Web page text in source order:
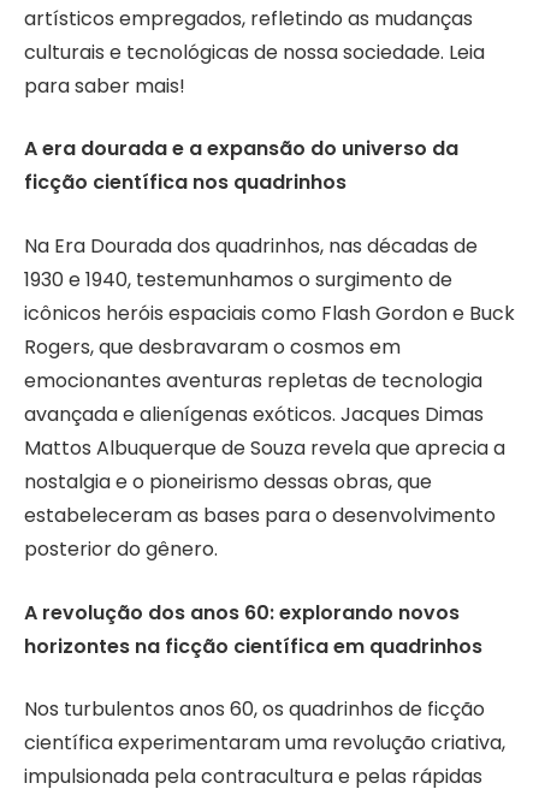
artísticos empregados, refletindo as mudanças
culturais e tecnológicas de nossa sociedade. Leia
para saber mais!
A era dourada e a expansão do universo da
ficção científica nos quadrinhos
Na Era Dourada dos quadrinhos, nas décadas de
1930 e 1940, testemunhamos o surgimento de
icônicos heróis espaciais como Flash Gordon e Buck
Rogers, que desbravaram o cosmos em
emocionantes aventuras repletas de tecnologia
avançada e alienígenas exóticos. Jacques Dimas
Mattos Albuquerque de Souza revela que aprecia a
nostalgia e o pioneirismo dessas obras, que
estabeleceram as bases para o desenvolvimento
posterior do gênero.
A revolução dos anos 60: explorando novos
horizontes na ficção científica em quadrinhos
Nos turbulentos anos 60, os quadrinhos de ficção
científica experimentaram uma revolução criativa,
impulsionada pela contracultura e pelas rápidas